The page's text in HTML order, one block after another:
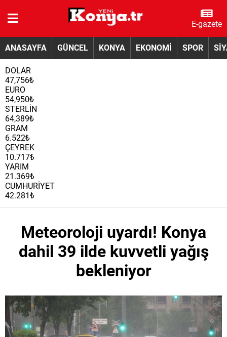
E-gazete
ANASAYFA GÜNCEL KONYA EKONOMİ SPOR
DOLAR
47,756₺
EURO
54,950₺
STERLİN
64,389₺
GRAM
6.522₺
ÇEYREK
10.717₺
YARIM
21.369₺
CUMHURİYET
42.281₺
Meteoroloji uyardı! Konya
dahil 39 ilde kuvvetli yağış
bekleniyor